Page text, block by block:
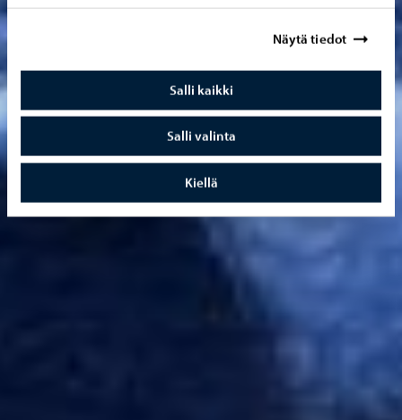
Näytä tiedot
Salli kaikki
Salli valinta
Kiellä